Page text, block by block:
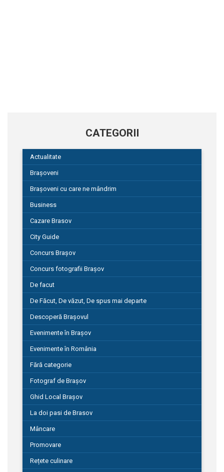
CATEGORII
Actualitate
Brașoveni
Brașoveni cu care ne mândrim
Business
Cazare Brasov
City Guide
Concurs Brașov
Concurs fotografii Brașov
De facut
De Făcut, De văzut, De spus mai departe
Descoperă Brașovul
Evenimente în Brașov
Evenimente în România
Fără categorie
Fotograf de Brașov
Ghid Local Brașov
La doi pasi de Brasov
Mâncare
Promovare
Rețete culinare